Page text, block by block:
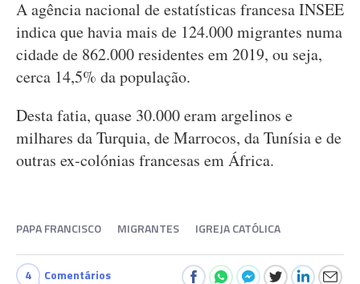
A agência nacional de estatísticas francesa INSEE
indica que havia mais de 124.000 migrantes numa
cidade de 862.000 residentes em 2019, ou seja,
cerca 14,5% da população.
Desta fatia, quase 30.000 eram argelinos e
milhares da Turquia, de Marrocos, da Tunísia e de
outras ex-colónias francesas em África.
PAPA FRANCISCO MIGRANTES IGREJA CATÓLICA
4 Comentários